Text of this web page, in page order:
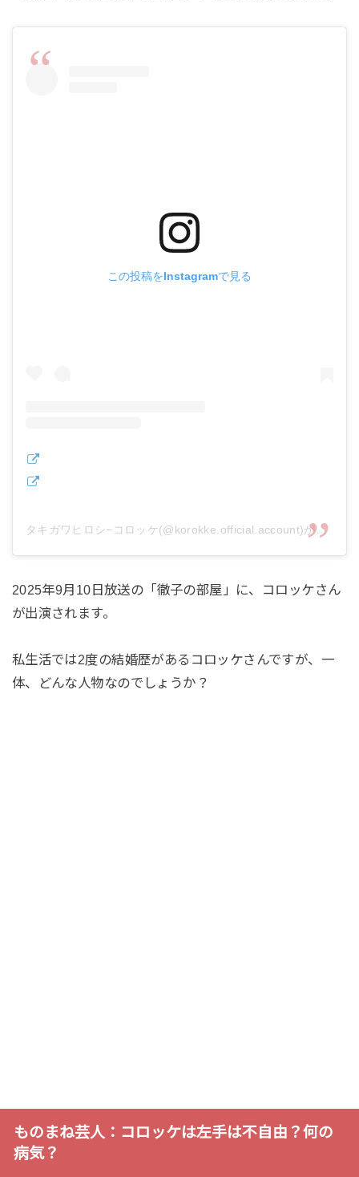
この投稿をInstagramで見る
タキガワヒロシ−コロッケ(@korokke.official.account)がシェアした投稿
2025年9月10日放送の「徹子の部屋」に、コロッケさん
が出演されます。
私生活では2度の結婚歴があるコロッケさんですが、一
体、どんな人物なのでしょうか？
ものまね芸人：コロッケは左手は不自由？何の
病気？